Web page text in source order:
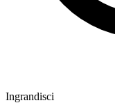
Ingrandisci